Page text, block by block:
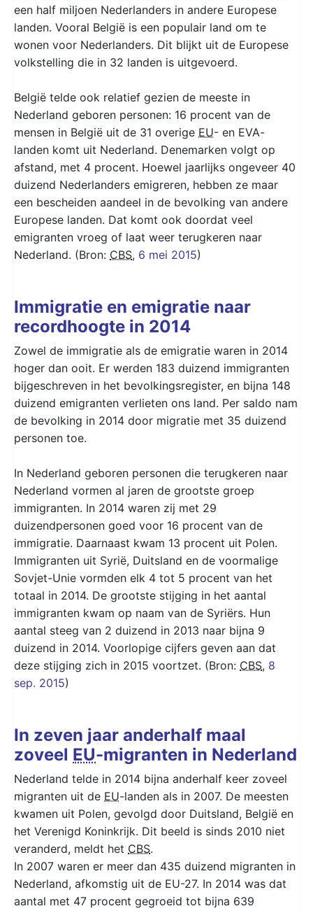
een half miljoen Nederlanders in andere Europese
landen. Vooral België is een populair land om te
wonen voor Nederlanders. Dit blijkt uit de Europese
volkstelling die in 32 landen is uitgevoerd.
België telde ook relatief gezien de meeste in
Nederland geboren personen: 16 procent van de
mensen in België uit de 31 overige EU- en EVA-
landen komt uit Nederland. Denemarken volgt op
afstand, met 4 procent. Hoewel jaarlijks ongeveer 40
duizend Nederlanders emigreren, hebben ze maar
een bescheiden aandeel in de bevolking van andere
Europese landen. Dat komt ook doordat veel
emigranten vroeg of laat weer terugkeren naar
Nederland. (Bron: CBS, 6 mei 2015)
Immigratie en emigratie naar
recordhoogte in 2014
Zowel de immigratie als de emigratie waren in 2014
hoger dan ooit. Er werden 183 duizend immigranten
bijgeschreven in het bevolkingsregister, en bijna 148
duizend emigranten verlieten ons land. Per saldo nam
de bevolking in 2014 door migratie met 35 duizend
personen toe.
In Nederland geboren personen die terugkeren naar
Nederland vormen al jaren de grootste groep
immigranten. In 2014 waren zij met 29
duizendpersonen goed voor 16 procent van de
immigratie. Daarnaast kwam 13 procent uit Polen.
Immigranten uit Syrië, Duitsland en de voormalige
Sovjet-Unie vormden elk 4 tot 5 procent van het
totaal in 2014. De grootste stijging in het aantal
immigranten kwam op naam van de Syriërs. Hun
aantal steeg van 2 duizend in 2013 naar bijna 9
duizend in 2014. Voorlopige cijfers geven aan dat
deze stijging zich in 2015 voortzet. (Bron: CBS, 8
sep. 2015)
In zeven jaar anderhalf maal
zoveel EU-migranten in Nederland
Nederland telde in 2014 bijna anderhalf keer zoveel
migranten uit de EU-landen als in 2007. De meesten
kwamen uit Polen, gevolgd door Duitsland, België en
het Verenigd Koninkrijk. Dit beeld is sinds 2010 niet
veranderd, meldt het CBS.
In 2007 waren er meer dan 435 duizend migranten in
Nederland, afkomstig uit de EU-27. In 2014 was dat
aantal met 47 procent gegroeid tot bijna 639